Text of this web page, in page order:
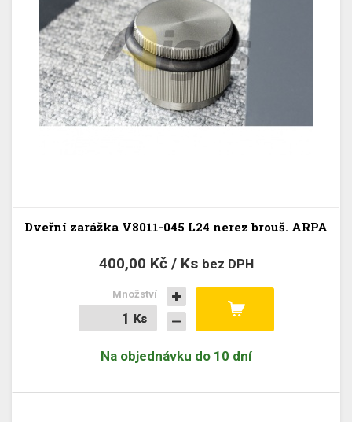
Dveřní zarážka V8011-045 L24 nerez brouš. ARPA
400,00 Kč / Ks bez DPH
Ks
Ks
Množství
Na objednávku do 10 dní